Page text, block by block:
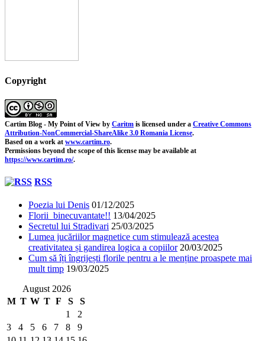
Copyright
Cartim Blog - My Point of View by Caritm is licensed under a Creative Commons
Attribution-NonCommercial-ShareAlike 3.0 Romania License.
Based on a work at www.cartim.ro.
Permissions beyond the scope of this license may be available at
https://www.cartim.ro/.
RSS
Poezia lui Denis 01/12/2025
Florii binecuvantate!! 13/04/2025
Secretul lui Stradivari 25/03/2025
Lumea jucăriilor magnetice cum stimulează acestea
creativitatea și gandirea logica a copiilor 20/03/2025
Cum să îți îngrijești florile pentru a le menține proaspete mai
mult timp 19/03/2025
August 2026
M T W T F S
S
1
2
3
4 5 6 7 8
9